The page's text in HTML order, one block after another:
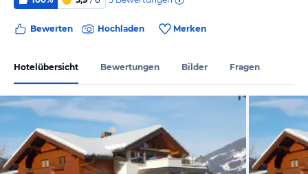
Bewerten Hochladen Merken
Hotelübersicht Bewertungen Bilder Fragen